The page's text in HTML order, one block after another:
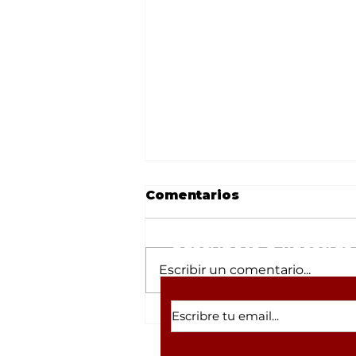
Reportan operativo en
el Penal de Aguaruto;
Comentarios
Escribir un comentario...
Suscríbete a